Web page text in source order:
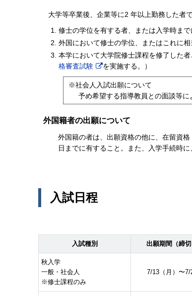
⼤学等卒業後、企業等に2 年以上勤務した者
修⼠の学位を有する者、または⼊学時ま
外国において修⼠の学位、またはこれに
本学において⼤学院修⼠課程を修了した
格審査試験
を実施する。）
※社会人入試出願について
予め希望する指導教員との面談等に
外国籍者の出願について
外国籍の者は、出願資格の他に、在留資
⽇までに有すること。また、⼊学⼿続時
入試日程
入試種別 出願期間（締切
秋入学
一般・社会人
※修士課程のみ
7/13（⽉）〜7/